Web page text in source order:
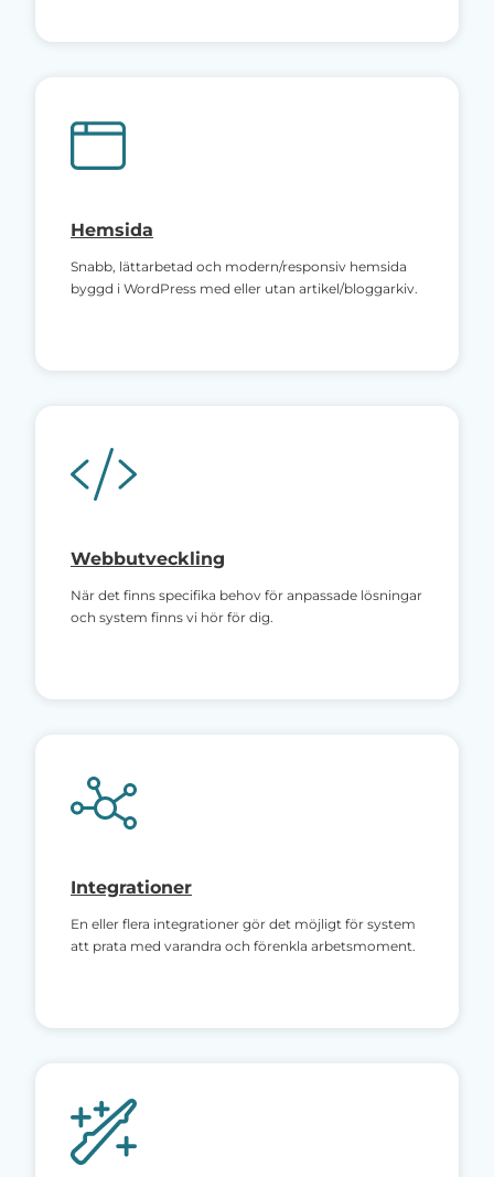
Hemsida
Snabb, lättarbetad och modern/responsiv hemsida
byggd i WordPress med eller utan artikel/bloggarkiv.
Webbutveckling
När det finns specifika behov för anpassade lösningar
och system finns vi hör för dig.
Integrationer
En eller flera integrationer gör det möjligt för system
att prata med varandra och förenkla arbetsmoment.